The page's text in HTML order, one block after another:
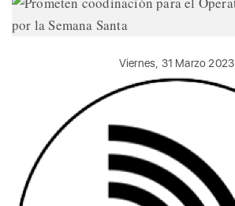
Viernes, 31 Marzo 2023